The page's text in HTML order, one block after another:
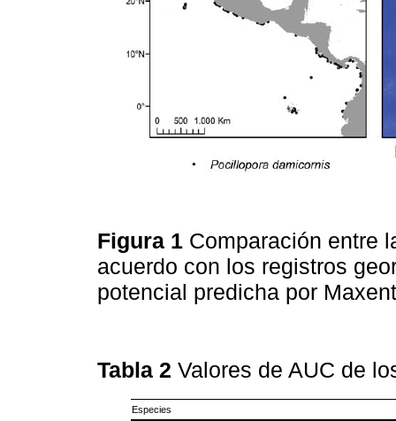
Figura 1 Comparación entre
acuerdo con los registros
potencial predicha por
Tabla 2 Valores de AUC de
Especies